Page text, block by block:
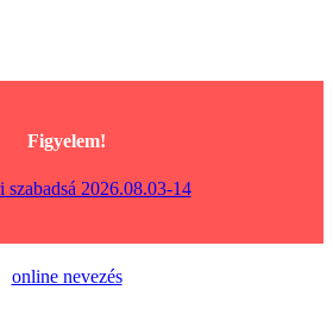
Figyelem!
online nevezés